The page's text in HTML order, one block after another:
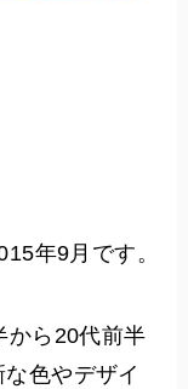
年9月です。
から20代前半
色やデザイ